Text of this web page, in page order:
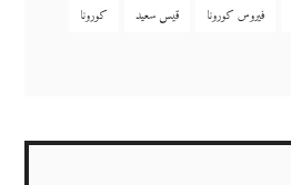
فيروس كورونا قيس سعيد
كورونا